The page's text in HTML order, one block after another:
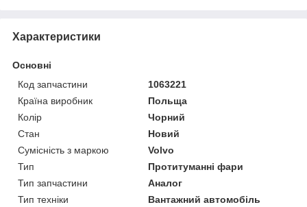
Характеристики
Основні
Код запчастини
1063221
Країна виробник
Польща
Колір
Чорний
Стан
Новий
Сумісність з маркою
Volvo
Тип
Протитуманні фари
Тип запчастини
Аналог
Тип техніки
Вантажний автомобіль